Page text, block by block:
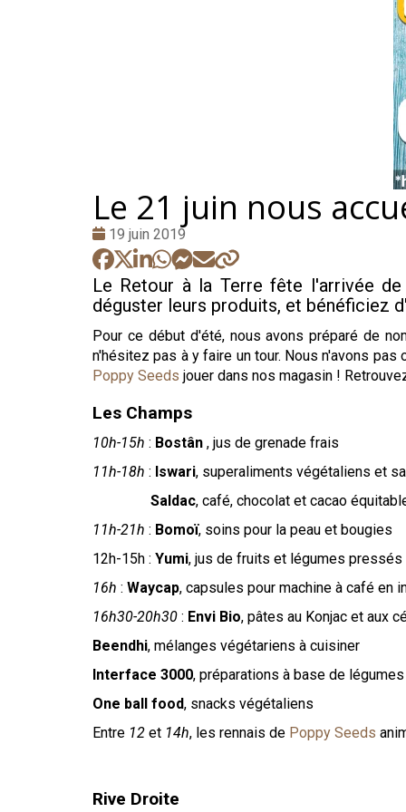
Le 21 juin nous
Date
:
19 juin 2019
Le Retour à la Terre fête l'arrivée
déguster leurs produits, et bénéficiez
Pour ce début d'été, nous avons préparé de
n'hésitez pas à y faire un tour. Nous n'avons
Poppy Seeds jouer dans nos magasin !
Les Champs
10h-15h : Bostân , jus de grenade frais
11h-18h : Iswari, superaliments végétaliens et
Saldac, café, chocolat et cacao
11h-21h : Bomoï, soins pour la peau et bougies
12h-15h : Yumi, jus de fruits et légumes pressés
16h : Waycap, capsules pour machine à café en
16h30-20h30 : Envi Bio, pâtes au Konjac et aux
Beendhi, mélanges végétariens à cuisiner
Interface 3000, préparations à base de légumes
One ball food, snacks végétaliens
Entre 12 et 14h, les rennais de Poppy Seeds
Rive Droite